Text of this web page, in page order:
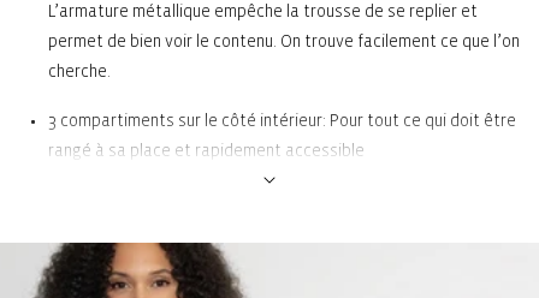
L’armature métallique empêche la trousse de se replier et
permet de bien voir le contenu. On trouve facilement ce que l’on
cherche.
3 compartiments sur le côté intérieur: Pour tout ce qui doit être
rangé à sa place et rapidement accessible
Dragonne: Bonne prise en main et facile à transporter